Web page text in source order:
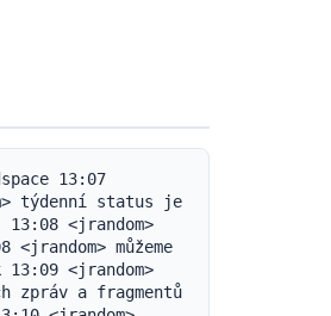
<jrandom> vím, že bychom se v tom mohli hrabat donekonečna, proto jsem si dal milník úspěšně přenést jeden konkrétní velký soubor standardními tunnels, bez odpojení 13:39 <+detonate> dobře 13:40 <Teal> Vítězství za každou cenu! 13:40 <jrandom> (na druhou stranu, jsou tam nějaké nedokumentované funkce systému výběru peerů, které umožní lidem ručně vážit jednotlivé peery, ale nedoporučuju to ;) 13:40 <jrandom> ok, to by bylo k 1), teď přejděme na 2) Feedspace 13:41 * jrandom předává mikrofon froskovi 13:41 <frosk> oh, ok, ahoj 13:42 <Myo9> Ahoj, Frosku. 13:42 * jrandom vytahuje vysoce intenzivní reflektor 13:42 <frosk> takže, všichni by se měli kouknout na `http://feedspace.i2p` (klíče u oriona nebo na jrandomově blogu) 13:42 <frosk> můj devbuddy (kterého teď prozradím jako ku) a já jsme začali psát kód a vedli spoustu živých diskusí 13:42 <frosk> také, `http://feedspace.i2p/wiki/CallForComments` má čerstvou revizi dokumentu feedspace :) 13:43 <frosk> ahoj Myo9 13:43 <frosk> jo a, feedspace je náš nový (a finální) název pro to, co dřív bylo známo jako i2pcontent nebo fusenet :) 13:43 <jrandom> r0x0r 13:43 <frosk> jak uvádí status, pořád máme velký zájem o zpětnou vazbu k obecnému návrhu všeho 1